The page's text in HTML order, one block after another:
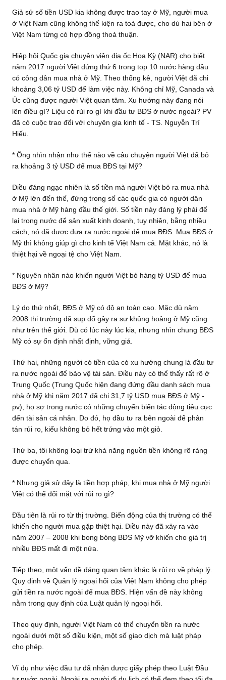
Giả sử số tiền USD kia không được trao tay ở Mỹ, người mua
ở Việt Nam cũng không thể kiện ra toà được, cho dù hai bên ở
Việt Nam từng có hợp đồng thoả thuận.
Hiệp hội Quốc gia chuyên viên địa ốc Hoa Kỳ (NAR) cho biết
năm 2017 người Việt đứng thứ 6 trong top 10 nước hàng đầu
có công dân mua nhà ở Mỹ. Theo thống kê, người Việt đã chi
khoảng 3,06 tỷ USD để làm việc này. Không chỉ Mỹ, Canada và
Úc cũng được người Việt quan tâm. Xu hướng này đang nói
lên điều gì? Liệu có rủi ro gì khi đầu tư BĐS ở nước ngoài? PV
đã có cuộc trao đổi với chuyên gia kinh tế - TS. Nguyễn Trí
Hiếu.
* Ông nhìn nhận như thế nào về câu chuyện người Việt đã bỏ
ra khoảng 3 tỷ USD để mua BĐS tại Mỹ?
Điều đáng ngạc nhiên là số tiền mà người Việt bỏ ra mua nhà
ở Mỹ lớn đến thế, đứng trong số các quốc gia có người dân
mua nhà ở Mỹ hàng đầu thế giới. Số tiền này đáng lý phải để
lại trong nước để sản xuất kinh doanh, tuy nhiên, bằng nhiều
cách, nó đã được đưa ra nước ngoài để mua BĐS. Mua BĐS ở
Mỹ thì không giúp gì cho kinh tế Việt Nam cả. Mặt khác, nó là
thiệt hại về ngoại tệ cho Việt Nam.
* Nguyên nhân nào khiến người Việt bỏ hàng tỷ USD để mua
BĐS ở Mỹ?
Lý do thứ nhất, BĐS ở Mỹ có độ an toàn cao. Mặc dù năm
2008 thị trường đã sụp đổ gây ra sự khủng hoảng ở Mỹ cũng
như trên thế giới. Dù có lúc này lúc kia, nhưng nhìn chung BĐS
Mỹ có sự ổn định nhất định, vững giá.
Thứ hai, những người có tiền của có xu hướng chung là đầu tư
ra nước ngoài để bảo vệ tài sản. Điều này có thể thấy rất rõ ở
Trung Quốc (Trung Quốc hiện đang đứng đầu danh sách mua
nhà ở Mỹ khi năm 2017 đã chi 31,7 tỷ USD mua BĐS ở Mỹ -
pv), họ sợ trong nước có những chuyển biến tác động tiêu cực
đến tài sản cá nhân. Do đó, họ đầu tư ra bên ngoài để phân
tán rủi ro, kiểu không bỏ hết trứng vào một giỏ.
Thứ ba, tôi không loại trừ khả năng nguồn tiền không rõ ràng
được chuyển qua.
* Nhưng giả sử đây là tiền hợp pháp, khi mua nhà ở Mỹ người
Việt có thể đối mặt với rủi ro gì?
Đầu tiên là rủi ro từ thị trường. Biến động của thị trường có thể
khiến cho người mua gặp thiệt hại. Điều này đã xảy ra vào
năm 2007 – 2008 khi bong bóng BĐS Mỹ vỡ khiến cho giá trị
nhiều BĐS mất đi một nửa.
Tiếp theo, một vấn đề đáng quan tâm khác là rủi ro về pháp lý.
Quy định về Quản lý ngoại hối của Việt Nam không cho phép
gửi tiền ra nước ngoài để mua BĐS. Hiện vấn đề này không
nằm trong quy định của Luật quản lý ngoại hối.
Theo quy định, người Việt Nam có thể chuyển tiền ra nước
ngoài dưới một số điều kiện, một số giao dịch mà luật pháp
cho phép.
Ví dụ như việc đầu tư đã nhận được giấy phép theo Luật Đầu